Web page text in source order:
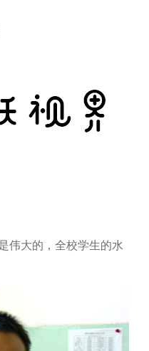
大的，全校学生的水